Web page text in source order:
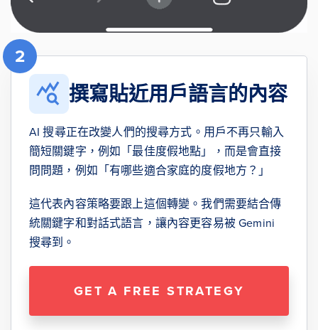
2
撰寫貼近用戶語言的內容
AI 搜尋正在改變人們的搜尋方式。用戶不再只輸入
簡短關鍵字，例如「最佳度假地點」，而是會直接
問問題，例如「有哪些適合家庭的度假地方？」
這代表內容策略要跟上這個轉變。我們需要結合傳
統關鍵字和對話式語言，讓內容更容易被 Gemini
搜尋到。
GET A FREE STRATEGY